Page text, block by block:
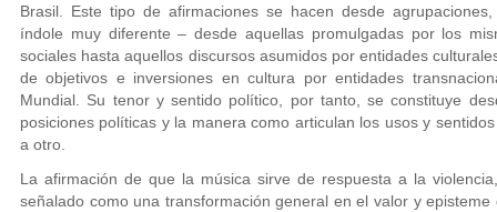
Brasil. Este tipo de afirmaciones se hacen desde
índole muy diferente – desde aquellas promulgadas por los
sociales hasta aquellos discursos asumidos por entidades
de objetivos e inversiones en cultura por entidades
Mundial. Su tenor y sentido político, por tanto, se constituye
posiciones políticas y la manera como articulan los usos y
a otro.
La afirmación de que la música sirve de respuesta a la
señalado como una transformación general en el valor y